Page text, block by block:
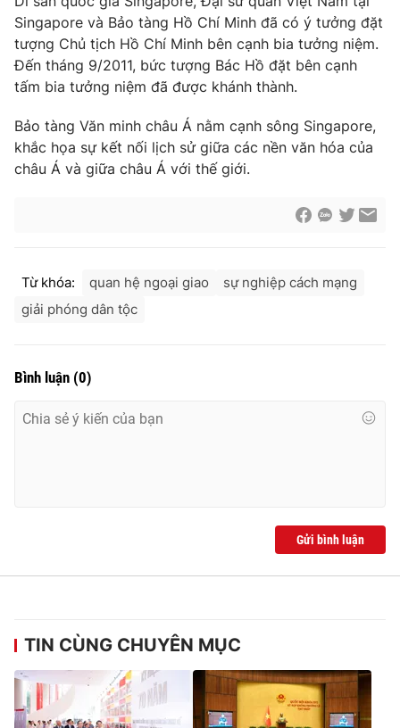
Cơ quan báo chí:Thời báo VTV
Giấy phép hoạt động báo in và báo điện tử số 483/GP-BTTTT
cấp ngày 29/12/2023
Tổng Biên tập:Vũ Thanh Thủy
Nguyễn Thị Mỹ Hạnh, Phạm Quốc Thắng,
Nguyễn Trọng Ninh
Tổng đài VTV: 024.38 355 931 - 024.38 355 932
Ðiện thoại Thời báo VTV:
024.66 897 897
Singapore và Bảo tàng Hồ Chí Minh đã có ý tưởng đặt
tượng Chủ tịch Hồ Chí Minh bên cạnh bia tưởng niệm.
Đến tháng 9/2011, bức tượng Bác Hồ đặt bên cạnh
tấm bia tưởng niệm đã được khánh thành.
Bảo tàng Văn minh châu Á nằm cạnh sông Singapore,
khắc họa sự kết nối lịch sử giữa các nền văn hóa của
châu Á và giữa châu Á với thế giới.
Từ khóa: quan hệ ngoại giao
sự nghiệp cách mạng
giải phóng dân tộc
Bình luận (0)
Gửi bình luận
TIN CÙNG CHUYÊN MỤC